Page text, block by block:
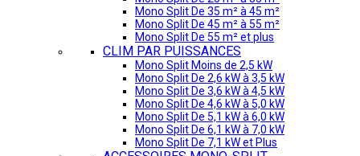
Mono Split De 35 m² à 45 m²
Mono Split De 45 m² à 55 m²
Mono Split De 55 m² et plus
CLIM PAR PUISSANCES
Mono Split Moins de 2,5 kW
Mono Split De 2,6 kW à 3,5 kW
Mono Split De 3,6 kW à 4,5 kW
Mono Split De 4,6 kW à 5,0 kW
Mono Split De 5,1 kW à 6,0 kW
Mono Split De 6,1 kW à 7,0 kW
Mono Split De 7,1 kW et Plus